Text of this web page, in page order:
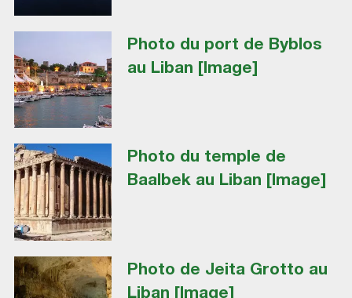
Photo du port de Byblos
au Liban [Image]
Photo du temple de
Baalbek au Liban [Image]
Photo de Jeita Grotto au
Liban [Image]